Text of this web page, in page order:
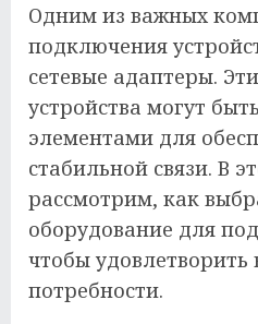
Одним из важных
подключения
сетевые адаптеры.
устройства могут
элементами для
стабильной связи. В
рассмотрим, как
оборудование для
чтобы удовлетворить
потребности.